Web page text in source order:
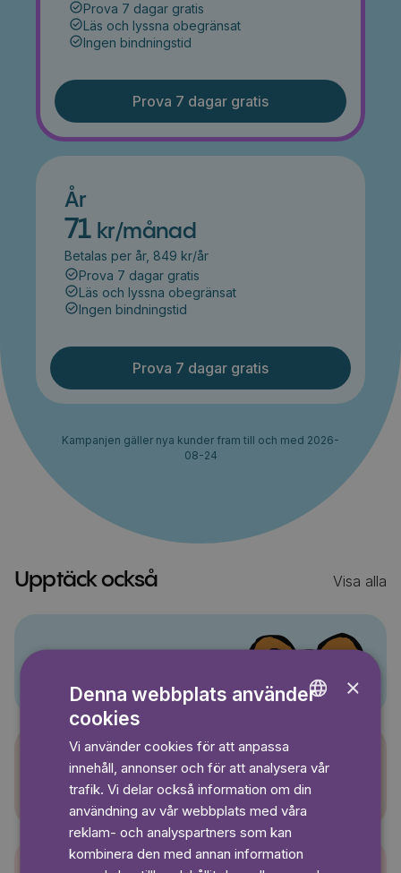
Prova 7 dagar gratis
Läs och lyssna obegränsat
Ingen bindningstid
Prova 7 dagar gratis
År
71 kr/månad
Betalas per år, 849 kr/år
Prova 7 dagar gratis
Läs och lyssna obegränsat
Ingen bindningstid
Prova 7 dagar gratis
Kampanjen gäller nya kunder fram till och med 2026-
08-24
Upptäck också Visa alla
Sagasagor
×
Denna webbplats använder
cookies
Vi använder cookies för att anpassa
innehåll, annonser och för att analysera vår
trafik. Vi delar också information om din
användning av vår webbplats med våra
reklam- och analyspartners som kan
kombinera den med annan information